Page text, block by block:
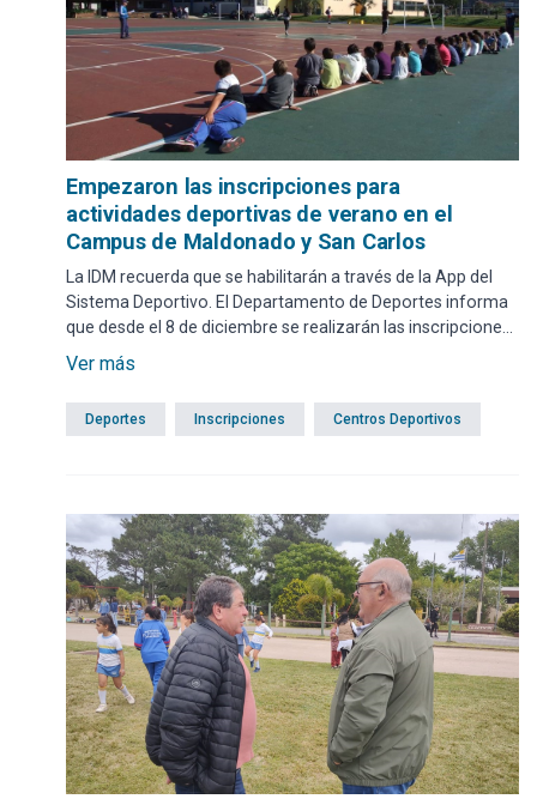
Empezaron las inscripciones para
actividades deportivas de verano en el
Campus de Maldonado y San Carlos
La IDM recuerda que se habilitarán a través de la App del
Sistema Deportivo. El Departamento de Deportes informa
que desde el 8 de diciembre se realizarán las inscripciones
para las actividades de verano que se desarrollarán tanto
Carlos. En tanto, para concurrir a los centros deportivos
municipales de Piriápolis, Pan de Azúcar y Cerro Pelado se
Ver más
Deportes Inscripciones Centros Deportivos